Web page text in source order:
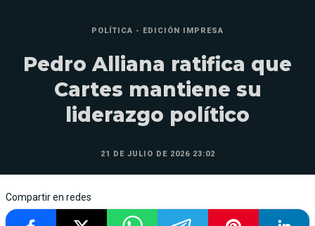
POLÍTICA - EDICIÓN IMPRESA
Pedro Alliana ratifica que
Cartes mantiene su
liderazgo político
21 DE JULIO DE 2026 23:02
Compartir en redes